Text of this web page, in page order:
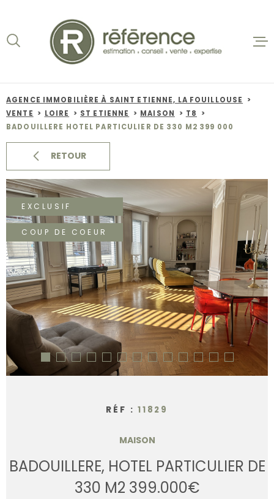
la
recherche
menu
principal
contenu
ACCUEIL
VENTES
NOS
ALERTE
CONTACT
AGENCE IMMOBILIÈRE À SAINT ETIENNE, LA FOUILLOUSE
VENTE
LOIRE ST ETIENNE MAISON
T8
BADOUILLERE HOTEL PARTICULIER DE 330 M2 399 000
RETOUR
EXCLUSIF
COUP DE COEUR
RÉF :11829
MAISON
BADOUILLERE, HOTEL PARTICULIER DE
330 M2 399.000€